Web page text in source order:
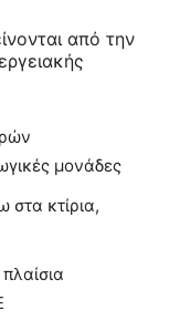
από την
μονάδες
κτίρια,